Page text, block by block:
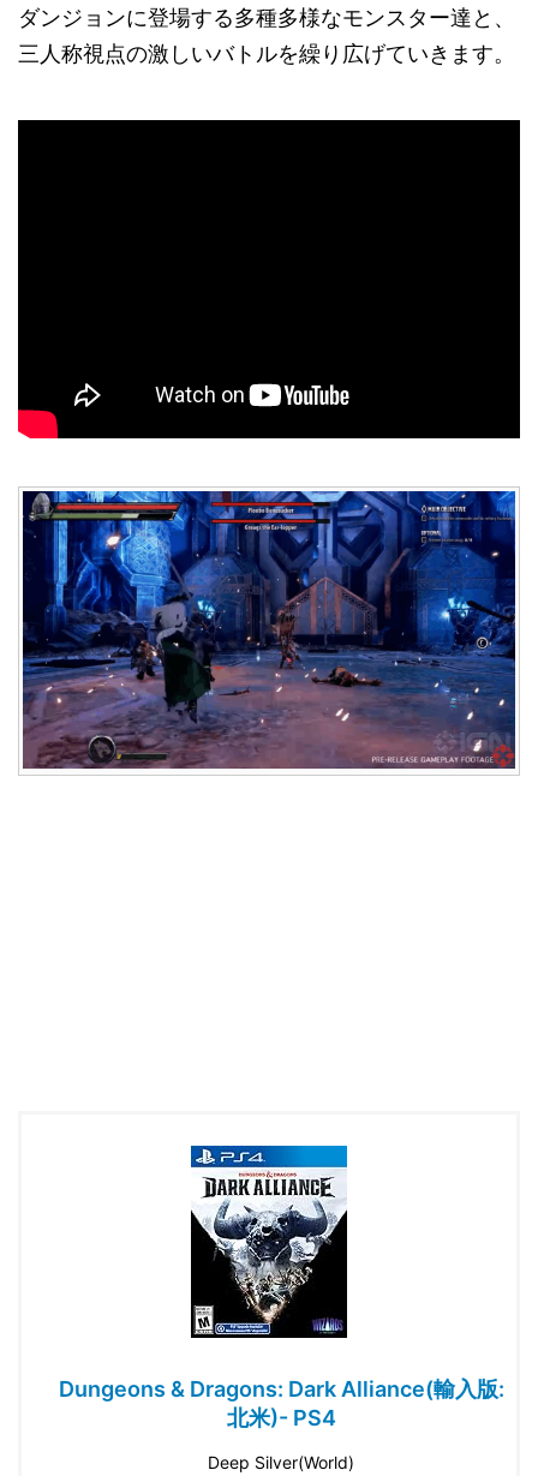
ダンジョンに登場する多種多様なモンスター達と、
三人称視点の激しいバトルを繰り広げていきます。
Dungeons & Dragons: Dark Alliance(輸入版:
北米)- PS4
Deep Silver(World)